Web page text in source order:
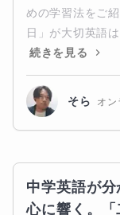
めの学習法をご
日」が大切英語
続きを見る
そら オン
中学英語が
心に響く。